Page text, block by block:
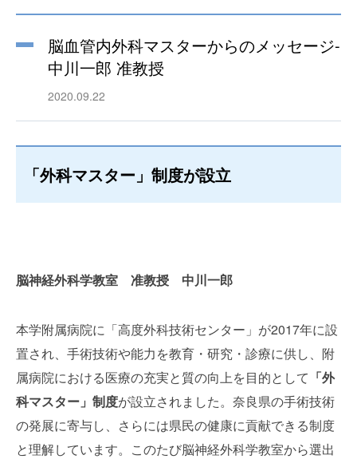
脳血管内外科マスターからのメッセージ-
中川一郎 准教授
2020.09.22
「外科マスター」制度が設立
脳神経外科学教室 准教授 中川一郎
本学附属病院に「高度外科技術センター」が2017年に設
置され、手術技術や能力を教育・研究・診療に供し、附
属病院における医療の充実と質の向上を目的として 「外
科マスター」制度が設立されました。奈良県の手術技術
の発展に寄与し、さらには県民の健康に貢献できる制度
と理解しています。このたび脳神経外科学教室から選出